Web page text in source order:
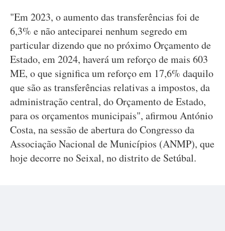
"Em 2023, o aumento das transferências foi de
6,3% e não anteciparei nenhum segredo em
particular dizendo que no próximo Orçamento de
Estado, em 2024, haverá um reforço de mais 603
ME, o que significa um reforço em 17,6% daquilo
que são as transferências relativas a impostos, da
administração central, do Orçamento de Estado,
para os orçamentos municipais", afirmou António
Costa, na sessão de abertura do Congresso da
Associação Nacional de Municípios (ANMP), que
hoje decorre no Seixal, no distrito de Setúbal.